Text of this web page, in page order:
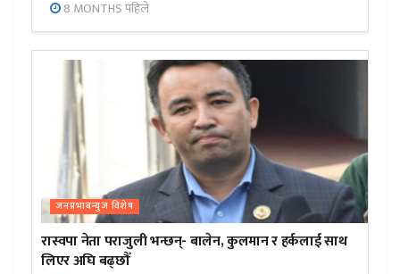
8 MONTHS पहिले
जनप्रभाबन्युज विशेष
रास्वपा नेता पराजुली भन्छन्- बालेन, कुलमान र हर्कलाई साथ
लिएर अघि बढ्छौँ